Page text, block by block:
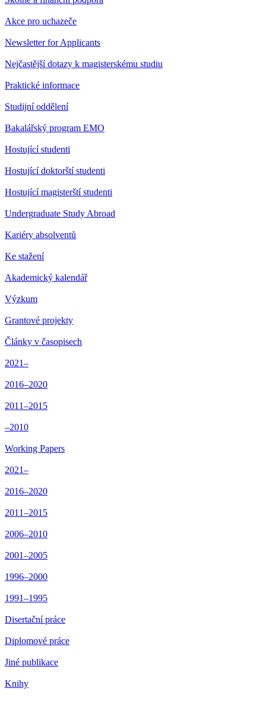
Akce pro uchazeče
Newsletter for Applicants
Nejčastější dotazy k magisterskému studiu
Praktické informace
Studijní oddělení
Bakalářský program EMO
Hostující studenti
Hostující doktorští studenti
Hostující magisterští studenti
Undergraduate Study Abroad
Kariéry absolventů
Ke stažení
Akademický kalendář
Výzkum
Grantové projekty
Články v časopisech
2021–
2016–2020
2011–2015
–2010
Working Papers
2021–
2016–2020
2011–2015
2006–2010
2001–2005
1996–2000
1991–1995
Disertační práce
Diplomové práce
Jiné publikace
Knihy